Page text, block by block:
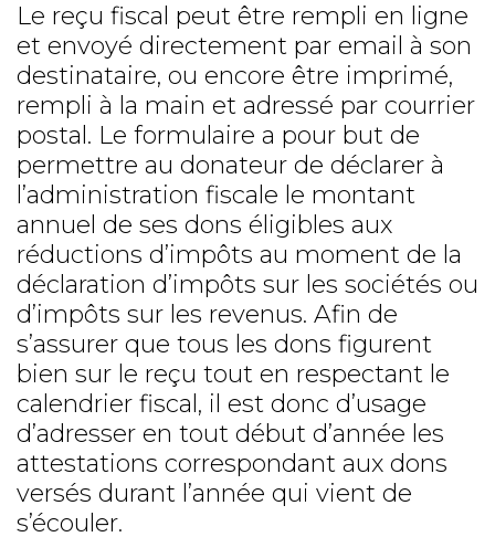
Le reçu fiscal peut être rempli en ligne
et envoyé directement par email à son
destinataire, ou encore être imprimé,
rempli à la main et adressé par courrier
postal. Le formulaire a pour but de
permettre au donateur de déclarer à
l’administration fiscale le montant
annuel de ses dons éligibles aux
réductions d’impôts au moment de la
déclaration d’impôts sur les sociétés ou
d’impôts sur les revenus. Afin de
s’assurer que tous les dons figurent
bien sur le reçu tout en respectant le
calendrier fiscal, il est donc d’usage
d’adresser en tout début d’année les
attestations correspondant aux dons
versés durant l’année qui vient de
s’écouler.